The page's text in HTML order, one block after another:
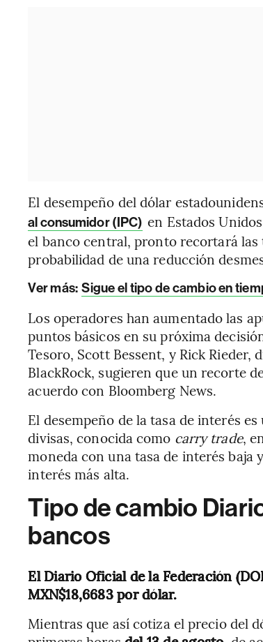
El desempeño del dólar
al consumidor (IPC) en Estados
el banco central, pronto recortará
probabilidad de una reducción
Ver más: Sigue el tipo de cambio en
Los operadores han aumentado las
puntos básicos en su próxima
Tesoro, Scott Bessent, y Rick
BlackRock, sugieren que un recorte
acuerdo con Bloomberg News.
El desempeño de la tasa de interés
divisas, conocida como carry trade,
moneda con una tasa de interés
interés más alta.
Tipo de cambio
bancos
El Diario Oficial de la Federación
MXN$18,6683 por dólar.
Mientras que así cotiza el precio del